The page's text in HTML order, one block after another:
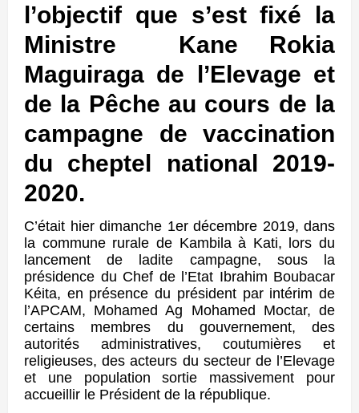
l’objectif que s’est fixé la
Ministre Kane Rokia
Maguiraga de l’Elevage et
de la Pêche au cours de la
campagne de vaccination
du cheptel national 2019-
2020.
C’était hier dimanche 1er décembre 2019, dans
la commune rurale de Kambila à Kati, lors du
lancement de ladite campagne, sous la
présidence du Chef de l’Etat Ibrahim Boubacar
Kéita, en présence du président par intérim de
l’APCAM, Mohamed Ag Mohamed Moctar, de
certains membres du gouvernement, des
autorités administratives, coutumières et
religieuses, des acteurs du secteur de l’Elevage
et une population sortie massivement pour
accueillir le Président de la république.